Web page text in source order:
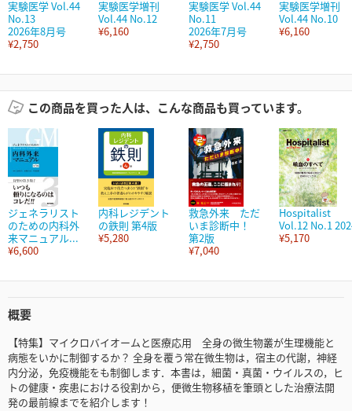
実験医学 Vol.44
No.13
2026年8月号
¥2,750
実験医学増刊
Vol.44 No.12
¥6,160
実験医学 Vol.44
No.11
2026年7月号
¥2,750
実験医学増刊
Vol.44 No.10
¥6,160
この商品を買った人は、こんな商品も買っています。
ジェネラリスト
のための内科外
来マニュアル...
¥6,600
内科レジデント
の鉄則 第4版
¥5,280
救急外来 ただ
いま診断中！
第2版
¥7,040
Hospitalist
Vol.12 No.1
¥5,170
概要
【特集】マイクロバイオームと医療応用 全身の微生物叢が生理機能と
病態をいかに制御するか？ 全身を覆う常在微生物は，宿主の代謝，神経
内分泌，免疫機能をも制御します．本書は，細菌・真菌・ウイルスの，ヒ
トの健康・疾患における役割から，便微生物移植を筆頭とした治療法開
発の最前線までを紹介します！